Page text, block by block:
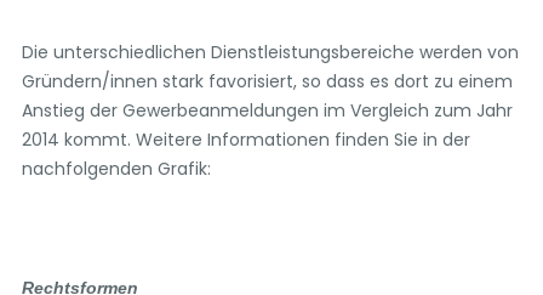
Die unterschiedlichen Dienstleistungsbereiche werden von
Gründern/innen stark favorisiert, so dass es dort zu einem
Anstieg der Gewerbeanmeldungen im Vergleich zum Jahr
2014 kommt. Weitere Informationen finden Sie in der
nachfolgenden Grafik:
Rechtsformen